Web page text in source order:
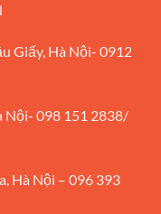
Giấy, Hà Nội- 0912
Nội- 098 151 2838/
Hà Nội – 096 393